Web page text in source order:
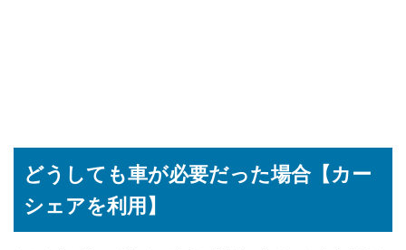
どうしても車が必要だった場合【カー
シェアを利用】